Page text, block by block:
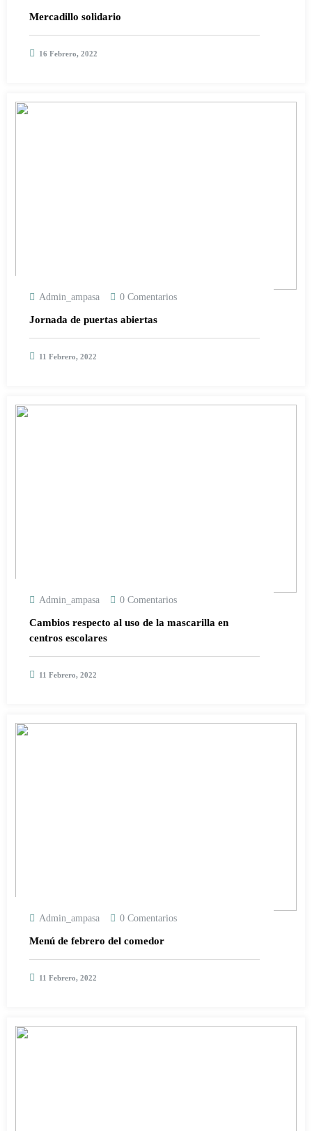
Mercadillo solidario
16 Febrero, 2022
Admin_ampasa 0 Comentarios
Jornada de puertas abiertas
11 Febrero, 2022
Admin_ampasa 0 Comentarios
Cambios respecto al uso de la mascarilla en
centros escolares
11 Febrero, 2022
Admin_ampasa 0 Comentarios
Menú de febrero del comedor
11 Febrero, 2022